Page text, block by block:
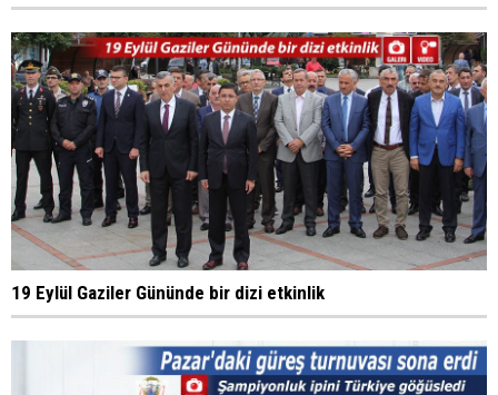
19 Eylül Gaziler Gününde bir dizi etkinlik